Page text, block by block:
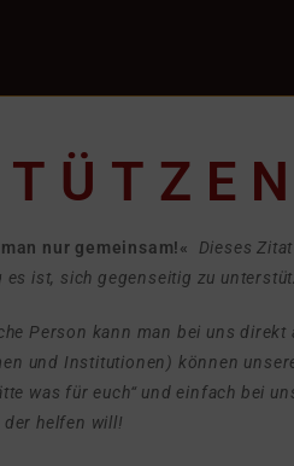
nur gemeinsam!« Dieses
es ist, sich gegenseitig zu
Person kann man bei uns
und Institutionen) können
was für euch“ und einfach bei
der helfen will!